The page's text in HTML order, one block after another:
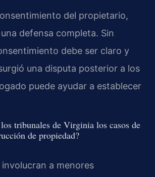
del propietario,
defensa completa. Sin
debe ser claro y
una disputa posterior a los
puede ayudar a establecer
tribunales de Virginia los casos de
de propiedad?
involucran a menores